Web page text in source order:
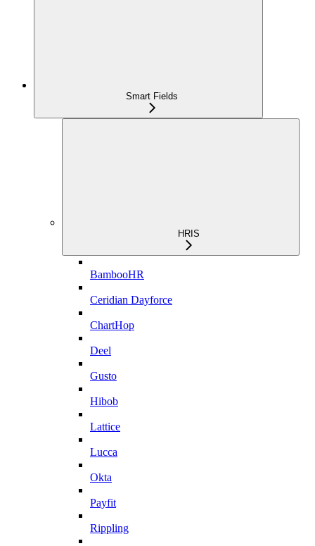
Smart Fields
HRIS
BambooHR
Ceridian Dayforce
ChartHop
Deel
Gusto
Hibob
Lattice
Lucca
Okta
Payfit
Rippling